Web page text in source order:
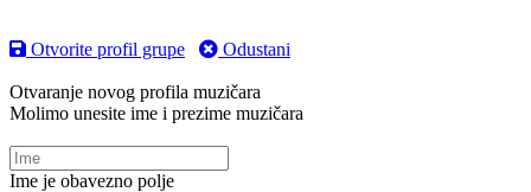
Otvorite profil grupe Odustani
Otvaranje novog profila muzičara
Molimo unesite ime i prezime muzičara
Ime je obavezno polje